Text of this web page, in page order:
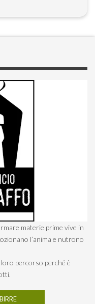
materie prime vive in
l’anima e nutrono
percorso perché è